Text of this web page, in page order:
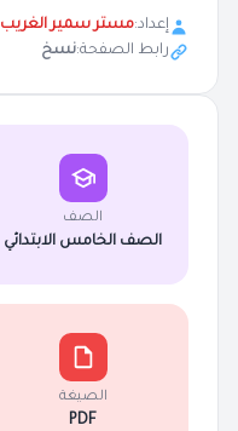
إعداد:مستر سمير الغريب
رابط الصفحة:نسخ
الصف
الصف الخامس الابتدائي
الصيغة
PDF